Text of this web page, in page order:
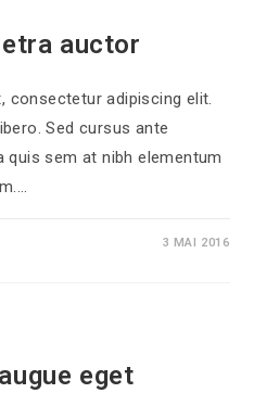
auctor
consectetur adipiscing elit.
Sed cursus ante
quis sem at nibh elementum
3 MAI 2016
eget